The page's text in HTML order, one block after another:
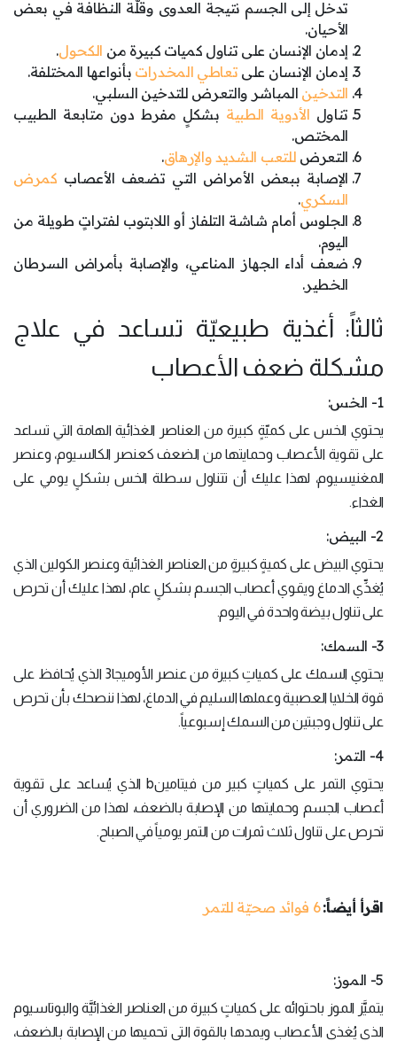
تدخل إلى الجسم نتيجة العدوى وقلَّة النظافة في بعض
الأحيان.
إدمان الإنسان على تناول كميات كبيرة من الكحول.
إدمان الإنسان على تعاطي المخدرات بأنواعها المختلفة.
التدخين المباشر والتعرض للتدخين السلبي.
تناول الأدوية الطبية بشكلٍ مفرط دون متابعة الطبيب
المختص.
التعرض للتعب الشديد والإرهاق.
الإصابة ببعض الأمراض التي تضعف الأعصاب كمرض
السكري.
الجلوس أمام شاشة التلفاز أو اللابتوب لفتراتٍ طويلة من
اليوم.
ضعف أداء الجهاز المناعي، والإصابة بأمراض السرطان
الخطير.
ثالثاً: أغذية طبيعيّة تساعد في علاج
مشكلة ضعف الأعصاب
1- الخس:
يحتوي الخس على كميّةٍ كبيرة من العناصر الغذائية الهامة التي تساعد
على تقوية الأعصاب وحمايتها من الضعف كعنصر الكالسيوم، وعنصر
المغنيسيوم، لهذا عليك أن تتناول سطلة الخس بشكلٍ يومي على
الغداء.
2- البيض:
يحتوي البيض على كميةٍ كبيرةٍ من العناصر الغذائية وعنصر الكولين الذي
يُغذِّي الدماغ ويقوي أعصاب الجسم بشكلٍ عام، لهذا عليك أن تحرص
على تناول بيضة واحدة في اليوم.
3- السمك:
يحتوي السمك على كمياتِ كبيرة من عنصر الأوميجا3 الذي يُحافظ على
قوة الخلايا العصبية وعملها السليم في الدماغ، لهذا ننصحك بأن تحرص
على تناول وجبتين من السمك إسبوعياً.
4- التمر:
يحتوي التمر على كمياتٍ كبير من فيتامينb الذي يُساعد على تقوية
أعصاب الجسم وحمايتها من الإصابة بالضعف، لهذا من الضروري أن
تحرص على تناول ثلاث ثمرات من التمر يومياً في الصباح.
اقرأ أيضاً:6 فوائد صحيّة للتمر
5- الموز:
يتميَّز الموز باحتوائه على كمياتٍ كبيرة من العناصر الغذائيَّة والبوتاسيوم
الذي يُغذي الأعصاب ويمدها بالقوة التي تحميها من الإصابة بالضعف،